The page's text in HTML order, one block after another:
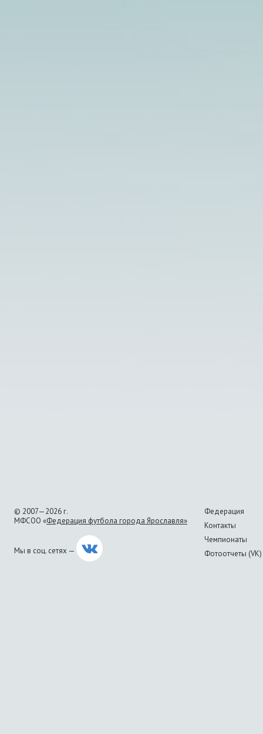
© 2007—2026 г.
МФСОО «Федерация футбола города Ярославля»
Мы в соц. сетях —
Федерация
Контакты
Чемпионаты
Фотоотчеты (VK)